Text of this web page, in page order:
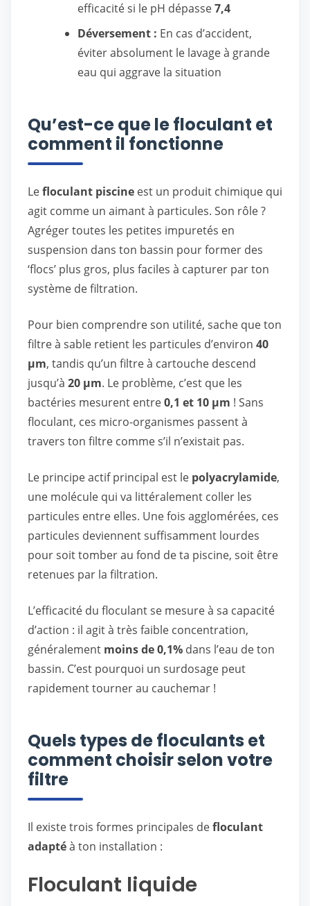
efficacité si le pH dépasse7,4
Déversement : En cas d’accident,
éviter absolument le lavage à grande
eau qui aggrave la situation
Qu’est-ce que le floculant et
comment il fonctionne
Lefloculant piscine est un produit chimique qui
agit comme un aimant à particules. Son rôle ?
Agréger toutes les petites impuretés en
suspension dans ton bassin pour former des
‘flocs’ plus gros, plus faciles à capturer par ton
système de filtration.
Pour bien comprendre son utilité, sache que ton
filtre à sable retient les particules d’environ 40
µm, tandis qu’un filtre à cartouche descend
jusqu’à 20 µm. Le problème, c’est que les
bactéries mesurent entre0,1 et 10 µm ! Sans
floculant, ces micro-organismes passent à
travers ton filtre comme s’il n’existait pas.
Le principe actif principal est le polyacrylamide,
une molécule qui va littéralement coller les
particules entre elles. Une fois agglomérées, ces
particules deviennent suffisamment lourdes
pour soit tomber au fond de ta piscine, soit être
retenues par la filtration.
L’efficacité du floculant se mesure à sa capacité
d’action : il agit à très faible concentration,
généralement moins de 0,1% dans l’eau de ton
bassin. C’est pourquoi un surdosage peut
rapidement tourner au cauchemar !
Quels types de floculants et
comment choisir selon votre
filtre
Il existe trois formes principales defloculant
adaptéà ton installation :
Floculant liquide